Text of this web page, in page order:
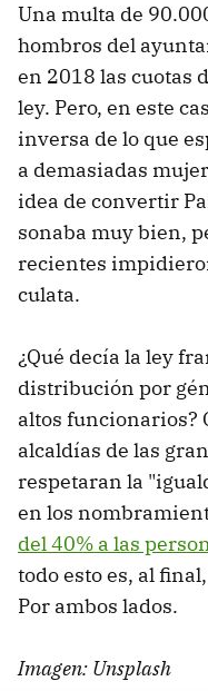
Una multa de
hombros del
en 2018 las cuotas
ley. Pero, en este
inversa de lo que
a demasiadas
idea de convertir
sonaba muy bien,
recientes
culata.
¿Qué decía la ley
distribución por
altos funcionarios?
alcaldías de las
respetaran la
en los
del 40% a las
todo esto es, al
Por ambos lados.
Imagen: Unsplash